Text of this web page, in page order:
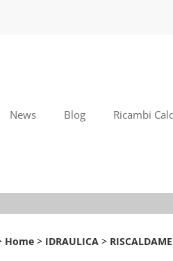
News Blog Ricambi
Home IDRAULICA